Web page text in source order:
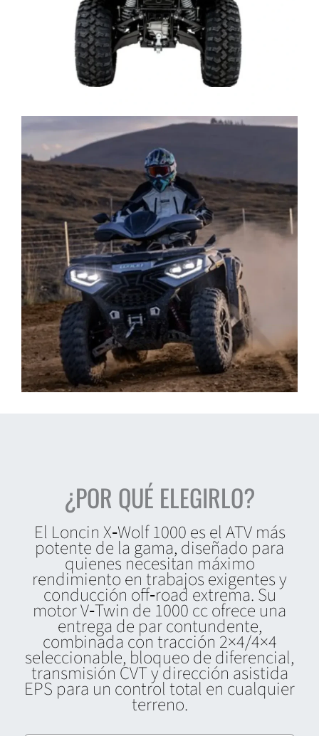
¿POR QUÉ ELEGIRLO?
El Loncin X‑Wolf 1000 es el ATV más
potente de la gama, diseñado para
quienes necesitan máximo
rendimiento en trabajos exigentes y
conducción off‑road extrema. Su
motor V‑Twin de 1000 cc ofrece una
entrega de par contundente,
combinada con tracción 2×4/4×4
seleccionable, bloqueo de diferencial,
transmisión CVT y dirección asistida
EPS para un control total en cualquier
terreno.